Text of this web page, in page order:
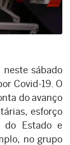
neste sábado
Covid-19. O
do avanço
esforço
do Estado e
no grupo